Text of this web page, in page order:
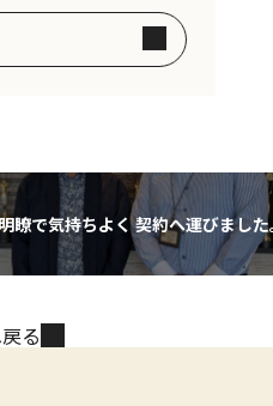
瞭で気持ちよく 契約へ運びまし
る